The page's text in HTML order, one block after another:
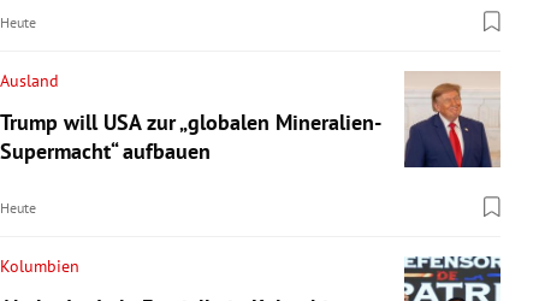
Heute
Ausland
Trump will USA zur „globalen Mineralien-
Supermacht“ aufbauen
Heute
Kolumbien